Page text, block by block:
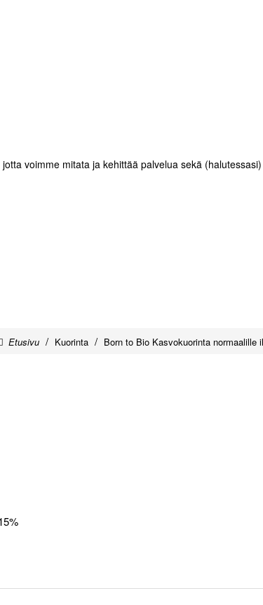
voimme mitata ja kehittää palvelua sekä
homeKuorinta Born to Bio Kasvokuorinta normaalille